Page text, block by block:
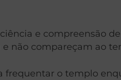
e compreensão
e não compareçam ao
frequentar o templo